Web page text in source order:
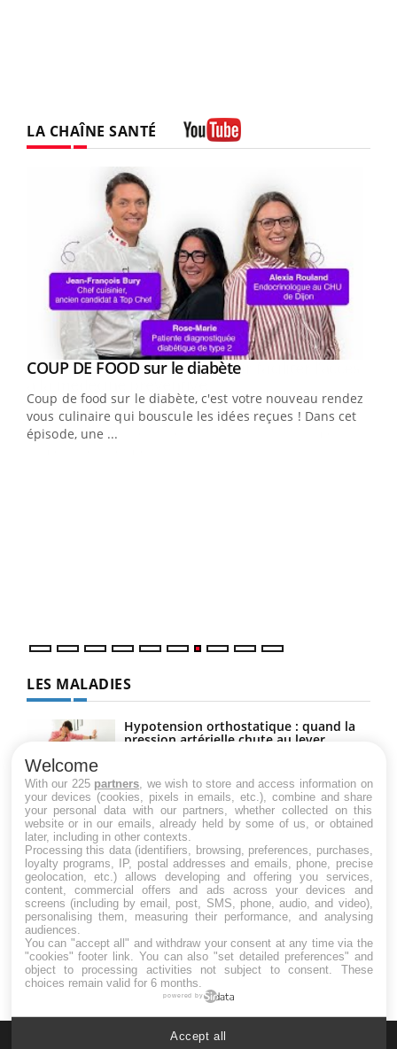
LA CHAÎNE SANTÉ
Youtube
COUP DE FOOD sur le diabèteYoutube
Coup de food sur le diabète, c'est votre nouveau rendez-
vous culinaire qui bouscule les idées reçues ! Dans cet
épisode, une ...
LES MALADIES
Hypotension orthostatique : quand la
pression artérielle chute au lever
Drépanocytose : une déformation des
globules rouges aux conséquences
graves
Maladie de Charcot (Sclérose latérale
amyotrophique)
Welcome
With our 225 partners , we wish to store and access information on
your devices (cookies, pixels in emails, etc.), combine and share
your personal data with our partners, whether collected on this
website or in our emails, already held by some of us, or obtained
later, including in other contexts.
Processing this data (identifiers, browsing, preferences, purchases,
loyalty programs, IP, postal addresses and emails, phone, precise
geolocation, etc.) allows developing and offering you services,
content, commercial offers and ads across your devices and
screens (including by email, post, SMS, phone, audio, and video),
personalising them, measuring their performance, and analysing
audiences.
You can "accept all" and withdraw your consent at any time via the
"cookies" footer link . You can also "set detailed preferences" and
object to processing activities not subject to consent. These
choices remain valid for 6 months.
powered by
Accept all